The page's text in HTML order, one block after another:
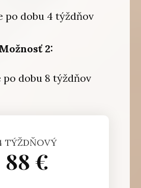
po dobu 4 týždňov
Možnosť 2:
po dobu 8 týždňov
TÝŽDŇOVÝ
88 €